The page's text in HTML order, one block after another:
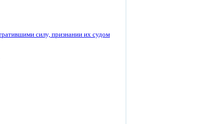
силу, признании их судом